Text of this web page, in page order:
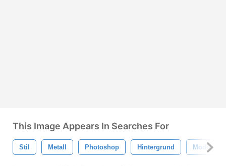
This Image Appears In Searches For
Stil Metall Photoshop Hintergrund Modern